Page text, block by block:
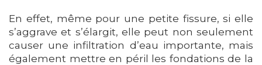
En effet, même pour une petite fissure, si elle
s’aggrave et s’élargit, elle peut non seulement
causer une infiltration d’eau importante, mais
également mettre en péril les fondations de la